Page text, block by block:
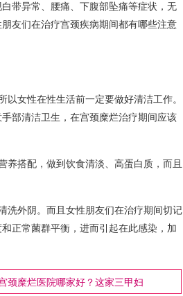
带异常、腰痛、下腹部坠痛等症状，无
友们在治疗宫颈疾病期间都有哪些注意
女性在性生活前一定要做好清洁工作。
部清洁卫生，在宫颈糜烂治疗期间应该
搭配，做到饮食清淡、高蛋白质，而且
洗外阴。而且女性朋友们在治疗期间切记
正常菌群平衡，进而引起在此感染，加
颈糜烂医院哪家好？这家三甲妇